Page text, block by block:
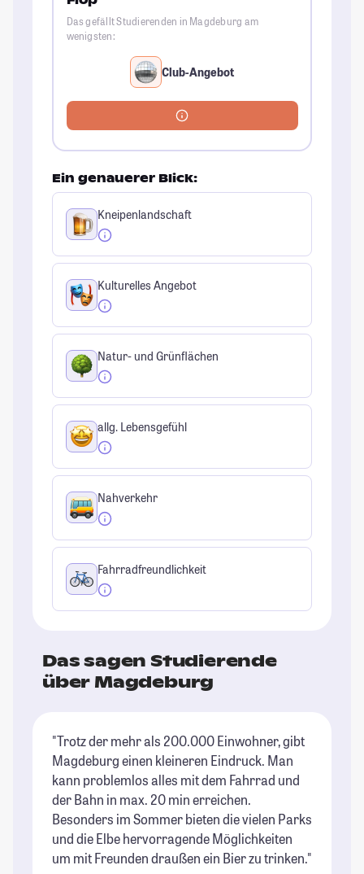
Das gefällt Studierenden in Magdeburg am
wenigsten:
Club-Angebot
Ein genauerer Blick:
Kneipenlandschaft
Kulturelles Angebot
Natur- und Grünflächen
allg. Lebensgefühl
Nahverkehr
Fahrradfreundlichkeit
Das sagen Studierende
über Magdeburg
"Trotz der mehr als 200.000 Einwohner, gibt
Magdeburg einen kleineren Eindruck. Man
kann problemlos alles mit dem Fahrrad und
der Bahn in max. 20 min erreichen.
Besonders im Sommer bieten die vielen Parks
und die Elbe hervorragende Möglichkeiten
um mit Freunden draußen ein Bier zu trinken."